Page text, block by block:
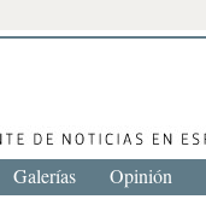
Galerías Opinión